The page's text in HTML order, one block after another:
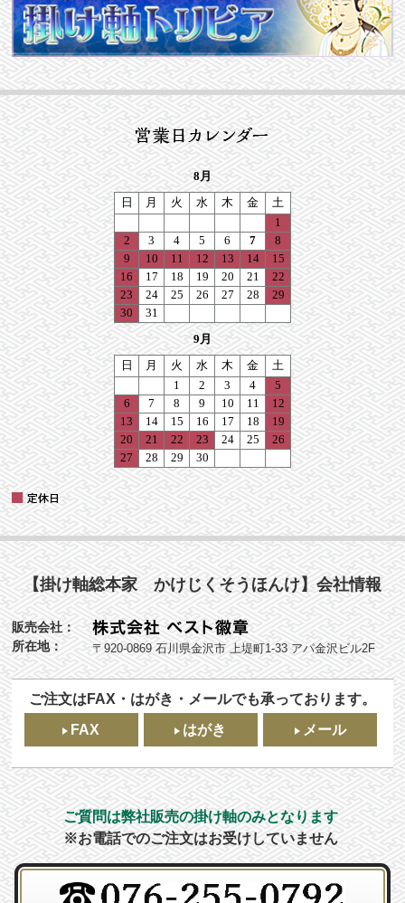
【掛け軸総本家 かけじくそうほんけ】会社情報
販売会社：
所在地：
〒920-0869 石川県金沢市 上堤町1-33 アパ金沢ビル2F
ご注文はFAX・はがき・メールでも承っております。
FAX
はがき メール
ご質問は弊社販売の掛け軸のみとなります
※お電話でのご注文はお受けしていません